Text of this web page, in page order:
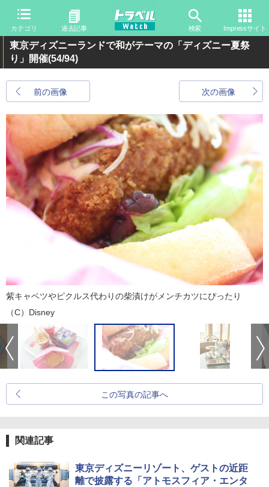
カテゴリ 過去記事 検索 Impressサイト
東京ディズニーランドで和がテーマの「ディズニー夏祭
り」開催(54/94)
前の画像 次の画像
紫キャベツやピクルス代わりの柴漬けがメンチカツにぴったり
（C）Disney
この写真の記事へ
関連記事
東京ディズニーリゾート、ゲストの近距
離で披露する「アトモスフィア・エンタ